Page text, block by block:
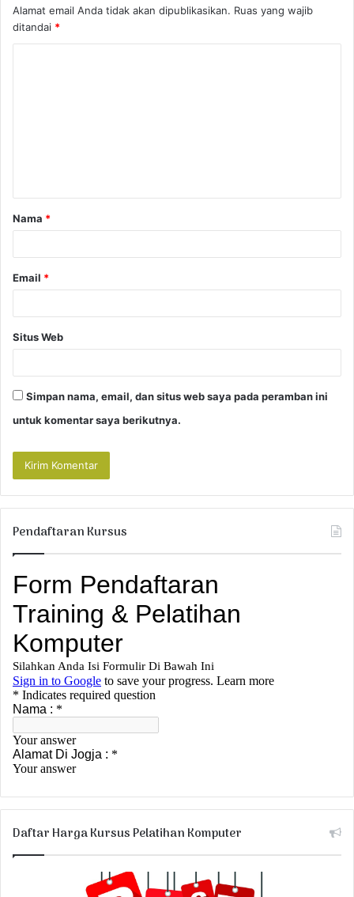
Alamat email Anda tidak akan dipublikasikan. Ruas yang wajib
ditandai *
a
r
Nama *
Email *
Situs Web
Simpan nama, email, dan situs web saya pada peramban ini
untuk komentar saya berikutnya.
Pendaftaran Kursus
Daftar Harga Kursus Pelatihan Komputer